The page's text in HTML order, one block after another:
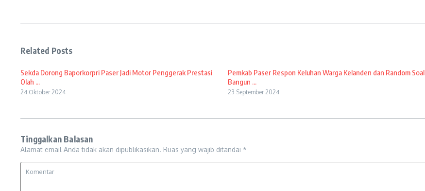
Related Posts
Sekda Dorong Baporkorpri Paser Jadi Motor Penggerak Prestasi
Olah ...
24 Oktober 2024
Pemkab Paser Respon Keluhan Warga Kelanden dan Random Soal
Bangun ...
23 September 2024
Tinggalkan Balasan
Alamat email Anda tidak akan dipublikasikan. Ruas yang wajib ditandai *